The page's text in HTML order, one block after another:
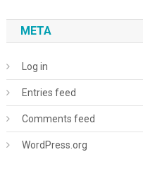
META
Log in
Entries feed
Comments feed
WordPress.org